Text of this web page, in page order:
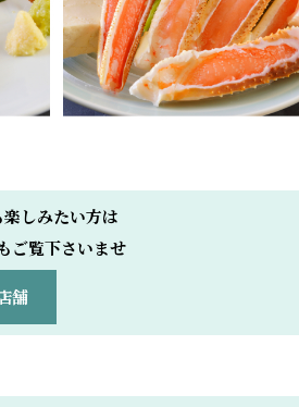
しみたい方は
ご覧下さいませ
舗